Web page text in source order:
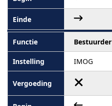
Bestuurder
IMOG